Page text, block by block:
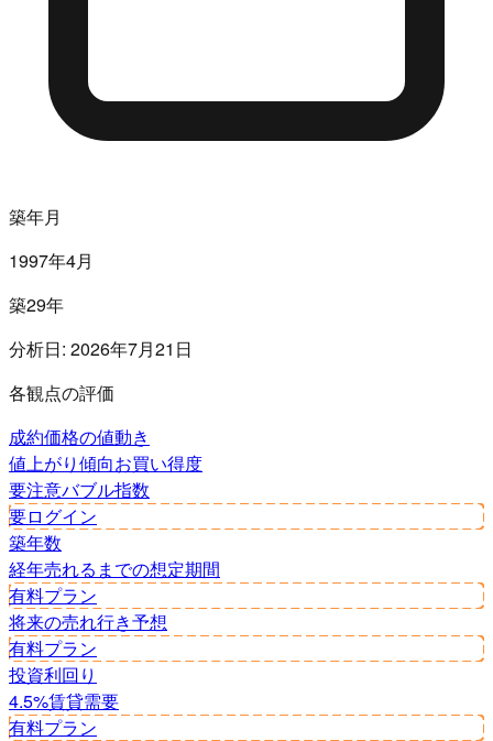
築年月
1997年4月
築29年
分析日: 2026年7月21日
各観点の評価
成約価格の値動き
値上がり傾向お買い得度
要注意バブル指数
要ログイン
築年数
経年売れるまでの想定期間
有料プラン
将来の売れ行き予想
有料プラン
投資利回り
4.5%賃貸需要
有料プラン